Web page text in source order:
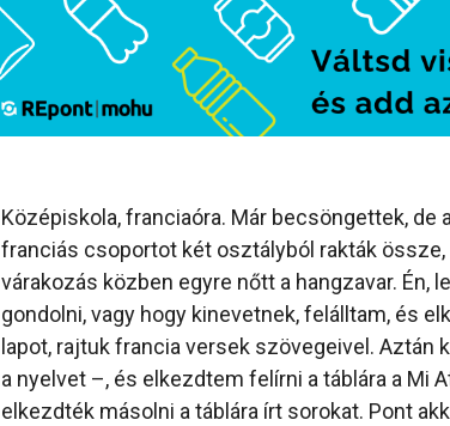
Középiskola, franciaóra. Már becsöngettek, de
franciás csoportot két osztályból rakták
várakozás közben egyre nőtt a hangzavar.
gondolni, vagy hogy kinevetnek, felálltam, és
lapot, rajtuk francia versek szövegeivel.
a nyelvet –, és elkezdtem felírni a táblára a Mi
elkezdték másolni a táblára írt sorokat. Pont